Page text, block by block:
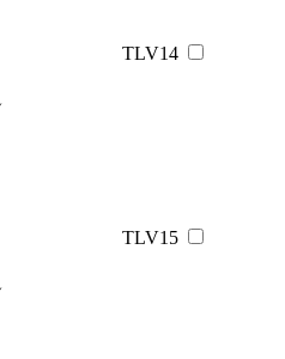
TLV14
TLV15